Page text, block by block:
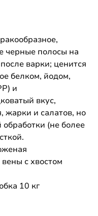
черные полосы на
варки; ценится
белком, йодом,
и
вкус,
жарки и салатов, но
(не более
с хвостом
10 кг